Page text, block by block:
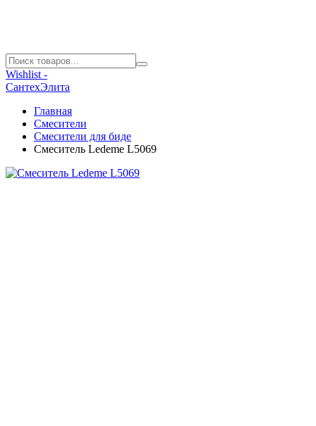
Wishlist -
СантехЭлита
Главная
Смесители
Смесители для биде
Смеситель Ledeme L5069